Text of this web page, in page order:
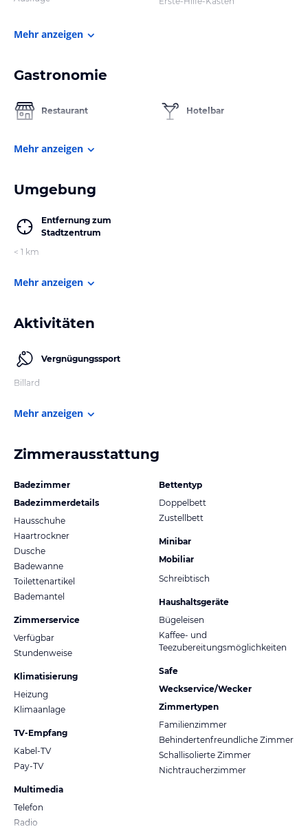
Mehr anzeigen
Gastronomie
Restaurant Hotelbar
Mehr anzeigen
Umgebung
Entfernung zum
Stadtzentrum
< 1 km
Mehr anzeigen
Aktivitäten
Vergnügungssport
Billard
Mehr anzeigen
Zimmerausstattung
Badezimmer
Badezimmerdetails
Hausschuhe
Haartrockner
Dusche
Badewanne
Toilettenartikel
Bademantel
Zimmerservice
Verfügbar
Stundenweise
Klimatisierung
Heizung
Klimaanlage
TV-Empfang
Kabel-TV
Pay-TV
Multimedia
Telefon
Radio
Bettentyp
Doppelbett
Zustellbett
Minibar
Mobiliar
Schreibtisch
Haushaltsgeräte
Bügeleisen
Kaffee- und
Teezubereitungsmöglichkeiten
Safe
Weckservice/Wecker
Zimmertypen
Familienzimmer
Behindertenfreundliche Zimmer
Schallisolierte Zimmer
Nichtraucherzimmer